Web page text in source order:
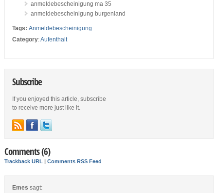
anmeldebescheinigung ma 35
anmeldebescheinigung burgenland
Tags: Anmeldebescheinigung
Category:Aufenthalt
Subscribe
If you enjoyed this article, subscribe
to receive more just like it.
Comments (6)
Trackback URL | Comments RSS Feed
Emes sagt: